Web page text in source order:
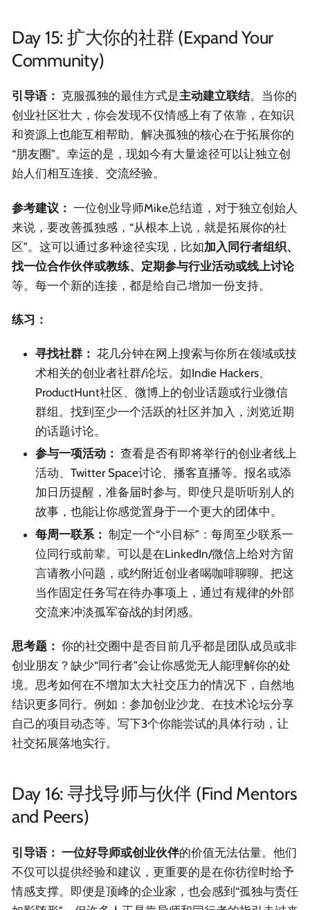
Day 15: 扩大你的社群 (Expand Your
Community)
引导语： 克服孤独的最佳方式是主动建立联结。当你的
创业社区壮大，你会发现不仅情感上有了依靠，在知识
和资源上也能互相帮助。解决孤独的核心在于拓展你的
“朋友圈”。幸运的是，现如今有大量途径可以让独立创
始人们相互连接、交流经验。
参考建议： 一位创业导师Mike总结道，对于独立创始人
来说，要改善孤独感，“从根本上说，就是拓展你的社
区”。这可以通过多种途径实现，比如加入同行者组织、
找一位合作伙伴或教练、定期参与行业活动或线上讨论
等。每一个新的连接，都是给自己增加一份支持。
练习：
寻找社群： 花几分钟在网上搜索与你所在领域或技
术相关的创业者社群/论坛。如Indie Hackers、
ProductHunt社区、微博上的创业话题或行业微信
群组。找到至少一个活跃的社区并加入，浏览近期
的话题讨论。
参与一项活动： 查看是否有即将举行的创业者线上
活动、Twitter Space讨论、播客直播等。报名或添
加日历提醒，准备届时参与。即使只是听听别人的
故事，也能让你感觉置身于一个更大的团体中。
每周一联系： 制定一个“小目标”：每周至少联系一
位同行或前辈。可以是在LinkedIn/微信上给对方留
言请教小问题，或约附近创业者喝咖啡聊聊。把这
当作固定任务写在待办事项上，通过有规律的外部
交流来冲淡孤军奋战的封闭感。
思考题： 你的社交圈中是否目前几乎都是团队成员或非
创业朋友？缺少“同行者”会让你感觉无人能理解你的处
境。思考如何在不增加太大社交压力的情况下，自然地
结识更多同行。例如：参加创业沙龙、在技术论坛分享
自己的项目动态等。写下3个你能尝试的具体行动，让
社交拓展落地实行。
Day 16: 寻找导师与伙伴 (Find Mentors
and Peers)
引导语： 一位好导师或创业伙伴的价值无法估量。他们
不仅可以提供经验和建议，更重要的是在你彷徨时给予
情感支撑。即便是顶峰的企业家，也会感到“孤独与责任